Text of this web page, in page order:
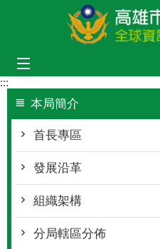
跳到主要內容區塊
:::
本局簡介
首長專區
發展沿革
組織架構
分局轄區分佈